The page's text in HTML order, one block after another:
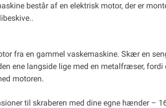
består af en elektrisk motor, der er
fra en gammel vaskemaskine. Skær en
ene langside lige med en metalfræser, fordi
motoren.
til skraberen med dine egne hænder –